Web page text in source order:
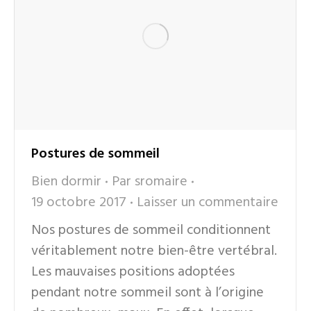
Postures de sommeil
Bien dormir Par sromaire
19 octobre 2017 Laisser un commentaire
Nos postures de sommeil conditionnent
véritablement notre bien-être vertébral.
Les mauvaises positions adoptées
pendant notre sommeil sont à l’origine